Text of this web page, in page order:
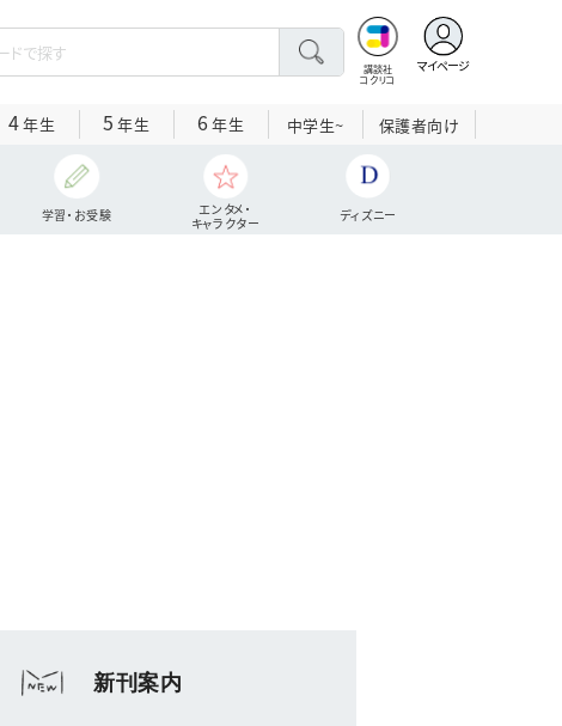
講談社
コクリコ
マイページ
4年生 5 年生 6 年生 中学生~ 保護者向け
学習・お受験
エンタメ・
キャラクター
ディズニー
新刊案内